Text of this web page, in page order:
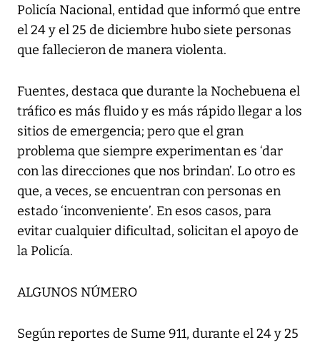
Policía Nacional, entidad que informó que entre
el 24 y el 25 de diciembre hubo siete personas
que fallecieron de manera violenta.
Fuentes, destaca que durante la Nochebuena el
tráfico es más fluido y es más rápido llegar a los
sitios de emergencia; pero que el gran
problema que siempre experimentan es ‘dar
con las direcciones que nos brindan’. Lo otro es
que, a veces, se encuentran con personas en
estado ‘inconveniente’. En esos casos, para
evitar cualquier dificultad, solicitan el apoyo de
la Policía.
ALGUNOS NÚMERO
Según reportes de Sume 911, durante el 24 y 25